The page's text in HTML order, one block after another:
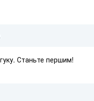
Станьте першим!